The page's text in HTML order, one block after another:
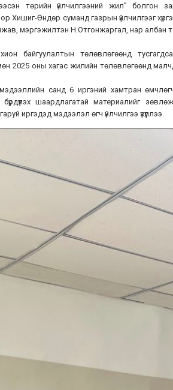
төрийн үйлчилгээний жил” болгон
Хишиг-Өндөр суманд газрын үйлчилгээг
мэргэжилтэн Н.Отгонжаргал, нар албан
байгуулалтын төлөвлөгөөнд
2025 оны хагас жилийн төлөвлөгөөнд
санд 6 иргэний хамтран
шаардлагатай материалийг
иргэдэд мэдээлэл өгч үйлчилгээ үзүүллээ.